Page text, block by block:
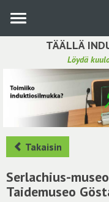
pääsisältöön
TÄÄLLÄ
Löydä
Etsi
Tee ehdotus ja
Hae ehdotuksia
Käyttöohje
Takaisin
Serlachius-
Taidemuseo